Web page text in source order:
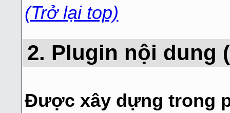
(Trở lại top)
2. Plugin nội dung
Được xây dựng trong